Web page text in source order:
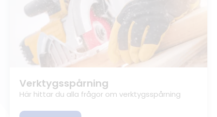
Verktygsspårning
Här hittar du alla frågor om verktygsspårning